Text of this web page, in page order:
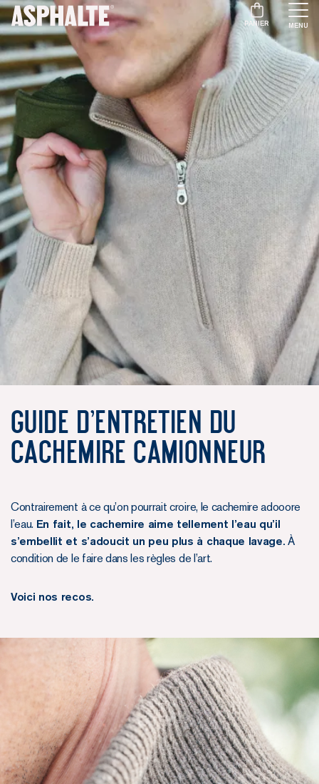
PANIER MENU
Guide d'entretien du
Cachemire Camionneur
Contrairement à ce qu’on pourrait croire, le cachemire adooore
l’eau. En fait, le cachemire aime tellement l’eau qu’il
s’embellit et s’adoucit un peu plus à chaque lavage. À
condition de le faire dans les règles de l’art.
Voici nos recos.